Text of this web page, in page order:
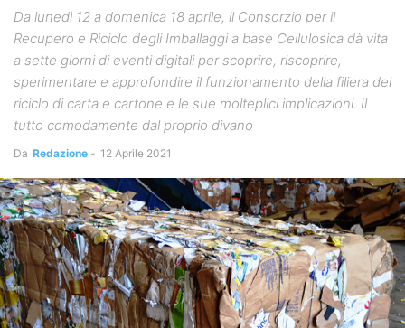
Da lunedì 12 a domenica 18 aprile, il Consorzio per il
Recupero e Riciclo degli Imballaggi a base Cellulosica dà vita
a sette giorni di eventi digitali per scoprire, riscoprire,
sperimentare e approfondire il funzionamento della filiera del
riciclo di carta e cartone e le sue molteplici implicazioni. Il
tutto comodamente dal proprio divano
Da Redazione - 12 Aprile 2021